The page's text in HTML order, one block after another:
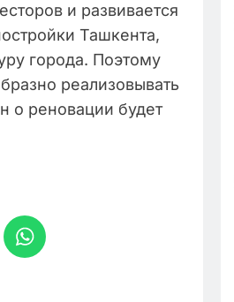
и развивается
Ташкента,
города. Поэтому
реализовывать
о реновации будет